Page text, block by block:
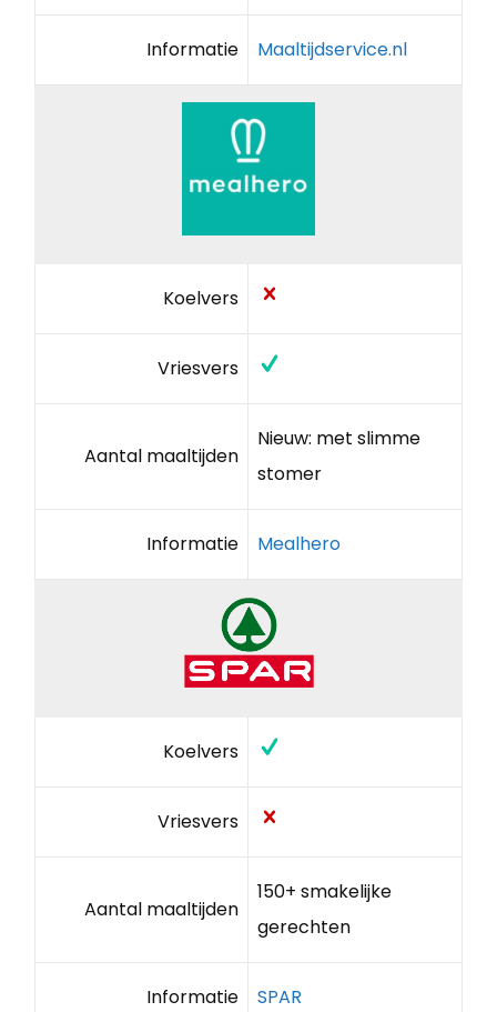
Informatie Maaltijdservice.nl
Koelvers
Vriesvers
Aantal maaltijden
Nieuw: met slimme
stomer
Informatie Mealhero
Koelvers
Vriesvers
Aantal maaltijden
150+ smakelijke
gerechten
Informatie SPAR